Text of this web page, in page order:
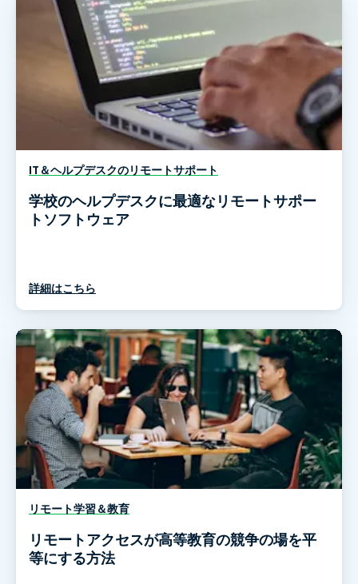
IT＆ヘルプデスクのリモートサポート
学校のヘルプデスクに最適なリモートサポー
トソフトウェア
詳細はこちら
リモート学習＆教育
リモートアクセスが高等教育の競争の場を平
等にする方法